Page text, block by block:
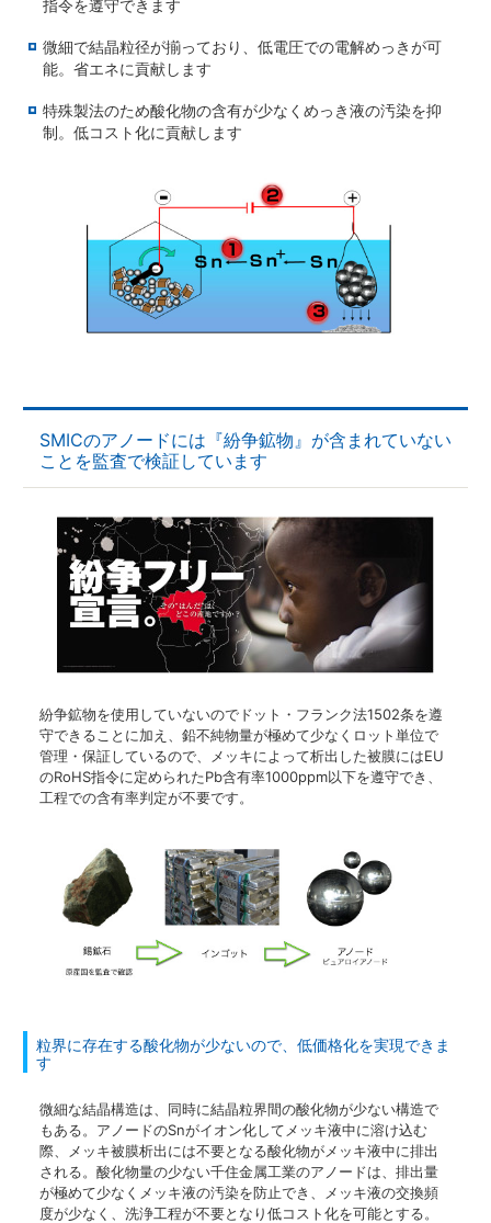
指令を遵守できます
微細で結晶粒径が揃っており、低電圧での電解めっきが可
能。省エネに貢献します
特殊製法のため酸化物の含有が少なくめっき液の汚染を抑
制。低コスト化に貢献します
SMICのアノードには『紛争鉱物』が含まれていない
ことを監査で検証しています
紛争鉱物を使用していないのでドット・フランク法1502条を遵
守できることに加え、鉛不純物量が極めて少なくロット単位で
管理・保証しているので、メッキによって析出した被膜にはEU
のRoHS指令に定められたPb含有率1000ppm以下を遵守でき、
工程での含有率判定が不要です。
粒界に存在する酸化物が少ないので、低価格化を実現できま
す
微細な結晶構造は、同時に結晶粒界間の酸化物が少ない構造で
もある。アノードのSnがイオン化してメッキ液中に溶け込む
際、メッキ被膜析出には不要となる酸化物がメッキ液中に排出
される。酸化物量の少ない千住金属工業のアノードは、排出量
が極めて少なくメッキ液の汚染を防止でき、メッキ液の交換頻
度が少なく、洗浄工程が不要となり低コスト化を可能とする。